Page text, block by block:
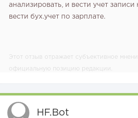
анализировать, и вести учет
вести бух.учет по зарплате.
Этот отзыв отражает субъективное
официальную позицию редакции.
HF.bot